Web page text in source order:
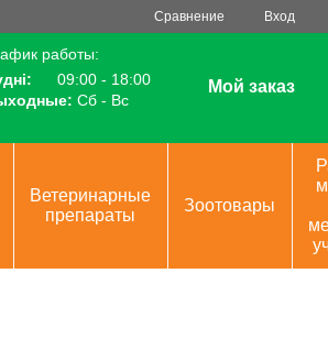
Сравнение Вход
работы:
09:00 - 18:00
Сб - Вс
Мой заказ
Ветеринарные
препараты
Зоотовары